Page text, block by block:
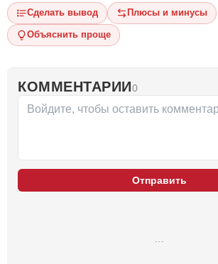
Сделать вывод Плюсы и минусы
Объяснить проще
КОММЕНТАРИИ0
Отправить
…